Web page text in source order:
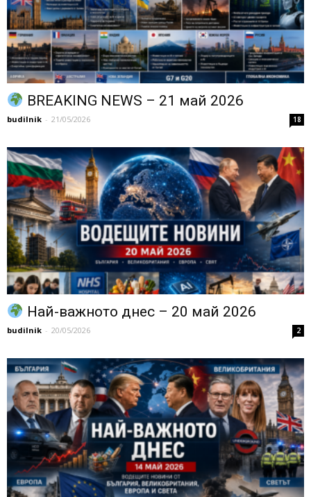
BREAKING NEWS – 21 май 2026
budilnik - 21/05/2026 18
Най-важното днес – 20 май 2026
budilnik - 20/05/2026 2